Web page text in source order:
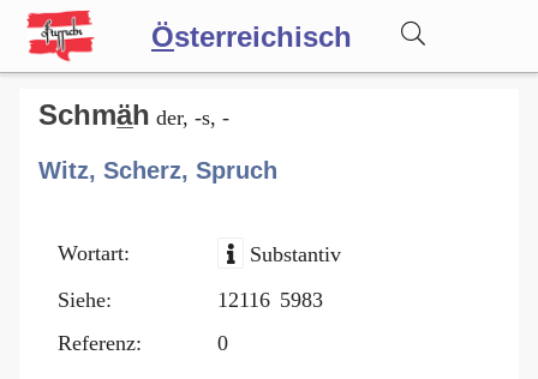
Österreichisch
Wörterbuch
Forum
Blog
Schmä̲h der, -s, -
Witz, Scherz, Spruch
Wortart:
Substantiv
Siehe:
12116 5983
Referenz:
0